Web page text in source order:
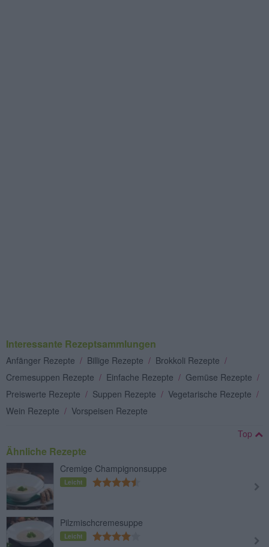
Interessante Rezeptsammlungen
Anfänger Rezepte / Billige Rezepte / Brokkoli Rezepte /
Cremesuppen Rezepte / Einfache Rezepte / Gemüse Rezepte /
Preiswerte Rezepte / Suppen Rezepte / Vegetarische Rezepte /
Wein Rezepte / Vorspeisen Rezepte
Top
Ähnliche Rezepte
Cremige Champignonsuppe
Leicht
Pilzmischcremesuppe
Leicht